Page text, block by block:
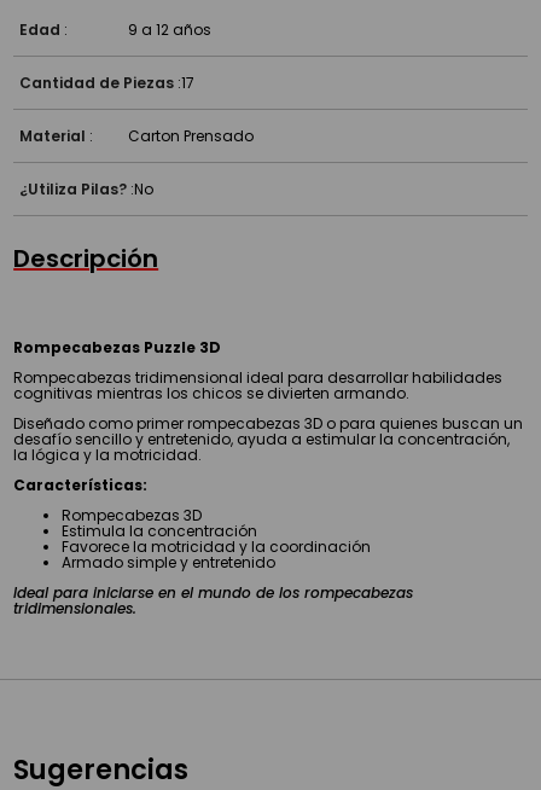
¿Qué estimula?
Edad : 9 a 12 años
Cantidad de Piezas :17
Material : Carton Prensado
¿Utiliza Pilas? :No
Descripción
Rompecabezas Puzzle 3D
Rompecabezas tridimensional ideal para desarrollar habilidades
cognitivas mientras los chicos se divierten armando.
Diseñado como primer rompecabezas 3D o para quienes buscan un
desafío sencillo y entretenido, ayuda a estimular la concentración,
la lógica y la motricidad.
Características:
Rompecabezas 3D
Estimula la concentración
Favorece la motricidad y la coordinación
Armado simple y entretenido
Ideal para iniciarse en el mundo de los rompecabezas
tridimensionales.
Sugerencias